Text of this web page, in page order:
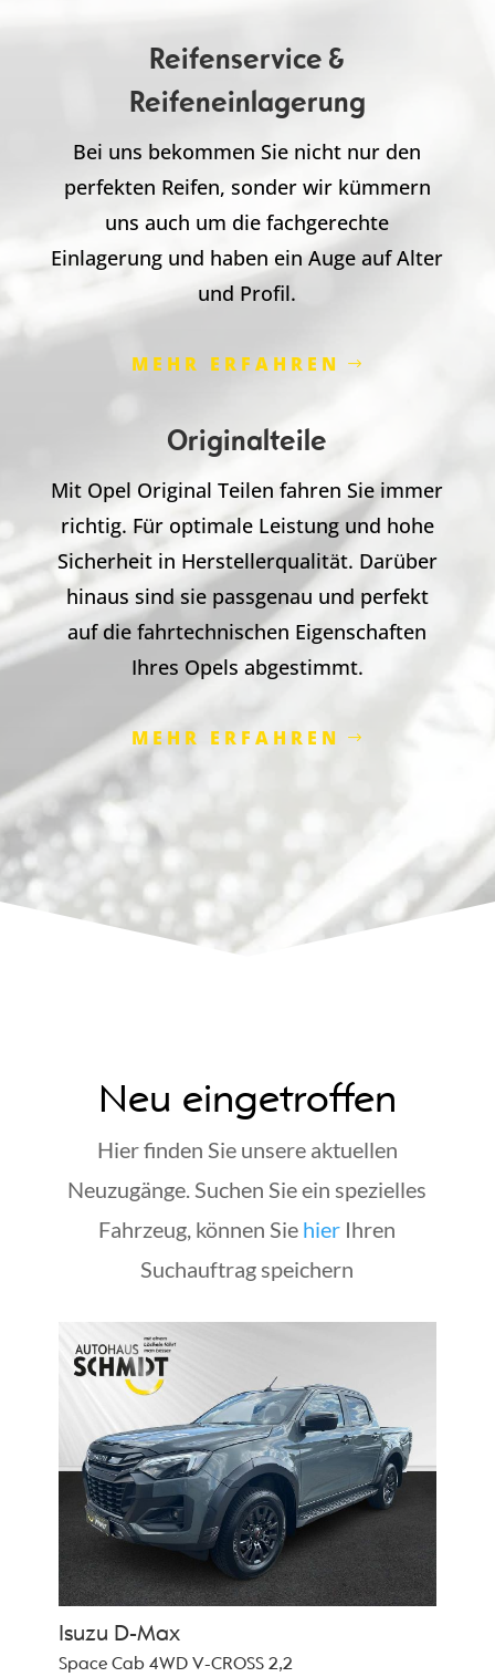
Reifenservice &
Reifeneinlagerung
Bei uns bekommen Sie nicht nur den
perfekten Reifen, sonder wir kümmern
uns auch um die fachgerechte
Einlagerung und haben ein Auge auf Alter
und Profil.
MEHR ERFAHREN
Originalteile
Mit Opel Original Teilen fahren Sie immer
richtig. Für optimale Leistung und hohe
Sicherheit in Herstellerqualität. Darüber
hinaus sind sie passgenau und perfekt
auf die fahrtechnischen Eigenschaften
Ihres Opels abgestimmt.
MEHR ERFAHREN
Neu eingetroffen
Hier finden Sie unsere aktuellen
Neuzugänge. Suchen Sie ein spezielles
Fahrzeug, können Sie hier Ihren
Suchauftrag speichern
Isuzu D-Max
Space Cab 4WD V-CROSS 2,2